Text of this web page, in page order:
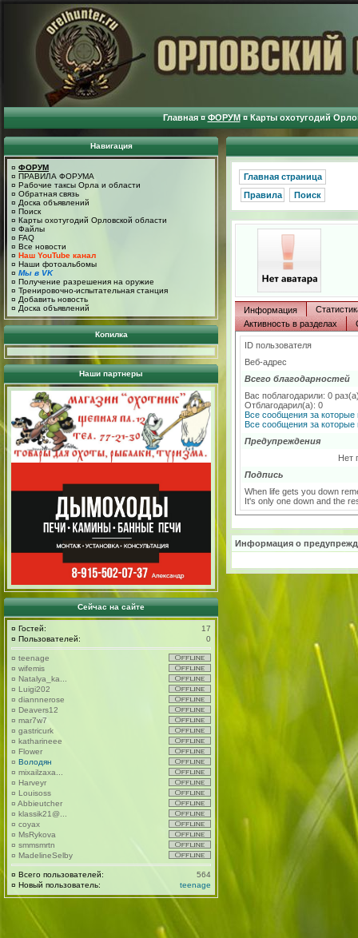
Главная ¤ ФОРУМ ¤ Карты охотугодий
Навигация
¤ ФОРУМ
¤ ПРАВИЛА ФОРУМА
¤ Рабочие таксы Орла и области
¤ Обратная связь
¤ Доска объявлений
¤ Поиск
¤ Карты охотугодий Орловской области
¤ Файлы
¤ FAQ
¤ Все новости
¤ Наш YouTube канал
¤ Наши фотоальбомы
¤ Мы в VK
¤ Получение разрешения на оружие
¤ Тренировочно-испытательная станция
¤ Добавить новость
¤ Доска объявлений
Копилка
Наши партнеры
Сейчас на сайте
¤ Гостей:
17
¤ Пользователей: 0
¤ teenage
¤ wifemis
¤ Natalya_ka...
¤ Luigi202
¤ diannnerose
¤ Deavers12
¤ mar7w7
¤ gastricurk
¤ katharineee
¤ Flower
¤ Володян
¤ mixailzaxa...
¤ Harveyr
¤ Louisoss
¤ Abbieutcher
¤ klassik21@...
¤ coyax
¤ MsRykova
¤ smmsmrtn
¤ MadelineSelby
¤ Всего пользователей:
564
¤ Новый пользователь: teenage
Главная страница
Правила
Поиск
Информация
Активность в разделах
ID пользователя
Веб-адрес
Всего благодарностей
Вас поблагодарили: 0
Отблагодарил(а): 0
Все сообщения за
Все сообщения за
Предупреждения
Нет
Подпись
When life gets you down
It's only one down and the
Информация о